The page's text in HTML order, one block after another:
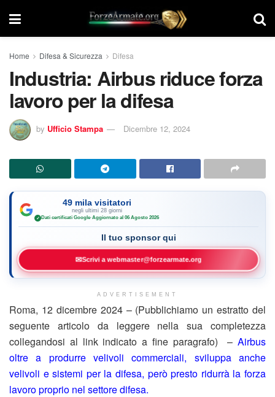
Home Difesa & Sicurezza Difesa
Industria: Airbus riduce forza
lavoro per la difesa
by Ufficio Stampa Dicembre 12, 2024
49 mila visitatori
negli ultimi 28 giorni
✓ Dati certificati Google·Aggiornato al 06 Agosto 2026
Il tuo sponsor qui
✉Scrivi a webmaster@forzearmate.org
ADVERTISEMENT
Roma, 12 dicembre 2024 – (Pubblichiamo un estratto del
seguente articolo da leggere nella sua completezza
collegandosi al link indicato a fine paragrafo) – Airbus
oltre a produrre velivoli commerciali, sviluppa anche
velivoli e sistemi per la difesa, però presto ridurrà la forza
lavoro proprio nel settore difesa.